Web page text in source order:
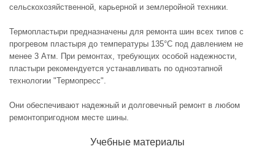
сельскохозяйственной, карьерной и землеройной техники.
Термопластыри предназначены для ремонта шин всех типов с
прогревом пластыря до температуры 135°С под давлением не
менее 3 Атм. При ремонтах, требующих особой надежности,
пластыри рекомендуется устанавливать по одноэтапной
технологии "Термопресс".
Они обеспечивают надежный и долговечный ремонт в любом
ремонтопригодном месте шины.
Учебные материалы